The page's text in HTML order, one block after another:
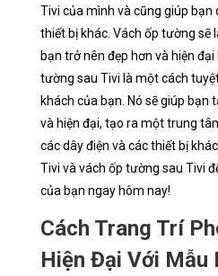
Tivi của mình và cũng giúp bạn
thiết bị khác. Vách ốp tường sẽ
bạn trở nên đẹp hơn và hiện đại
tường sau Tivi là một cách
khách của bạn. Nó sẽ giúp bạn
và hiện đại, tạo ra một trung
các dây điện và các thiết bị
Tivi và vách ốp tường sau Tivi
của bạn ngay hôm nay!
Cách Trang Trí
Hiện Đại Với Mẫu